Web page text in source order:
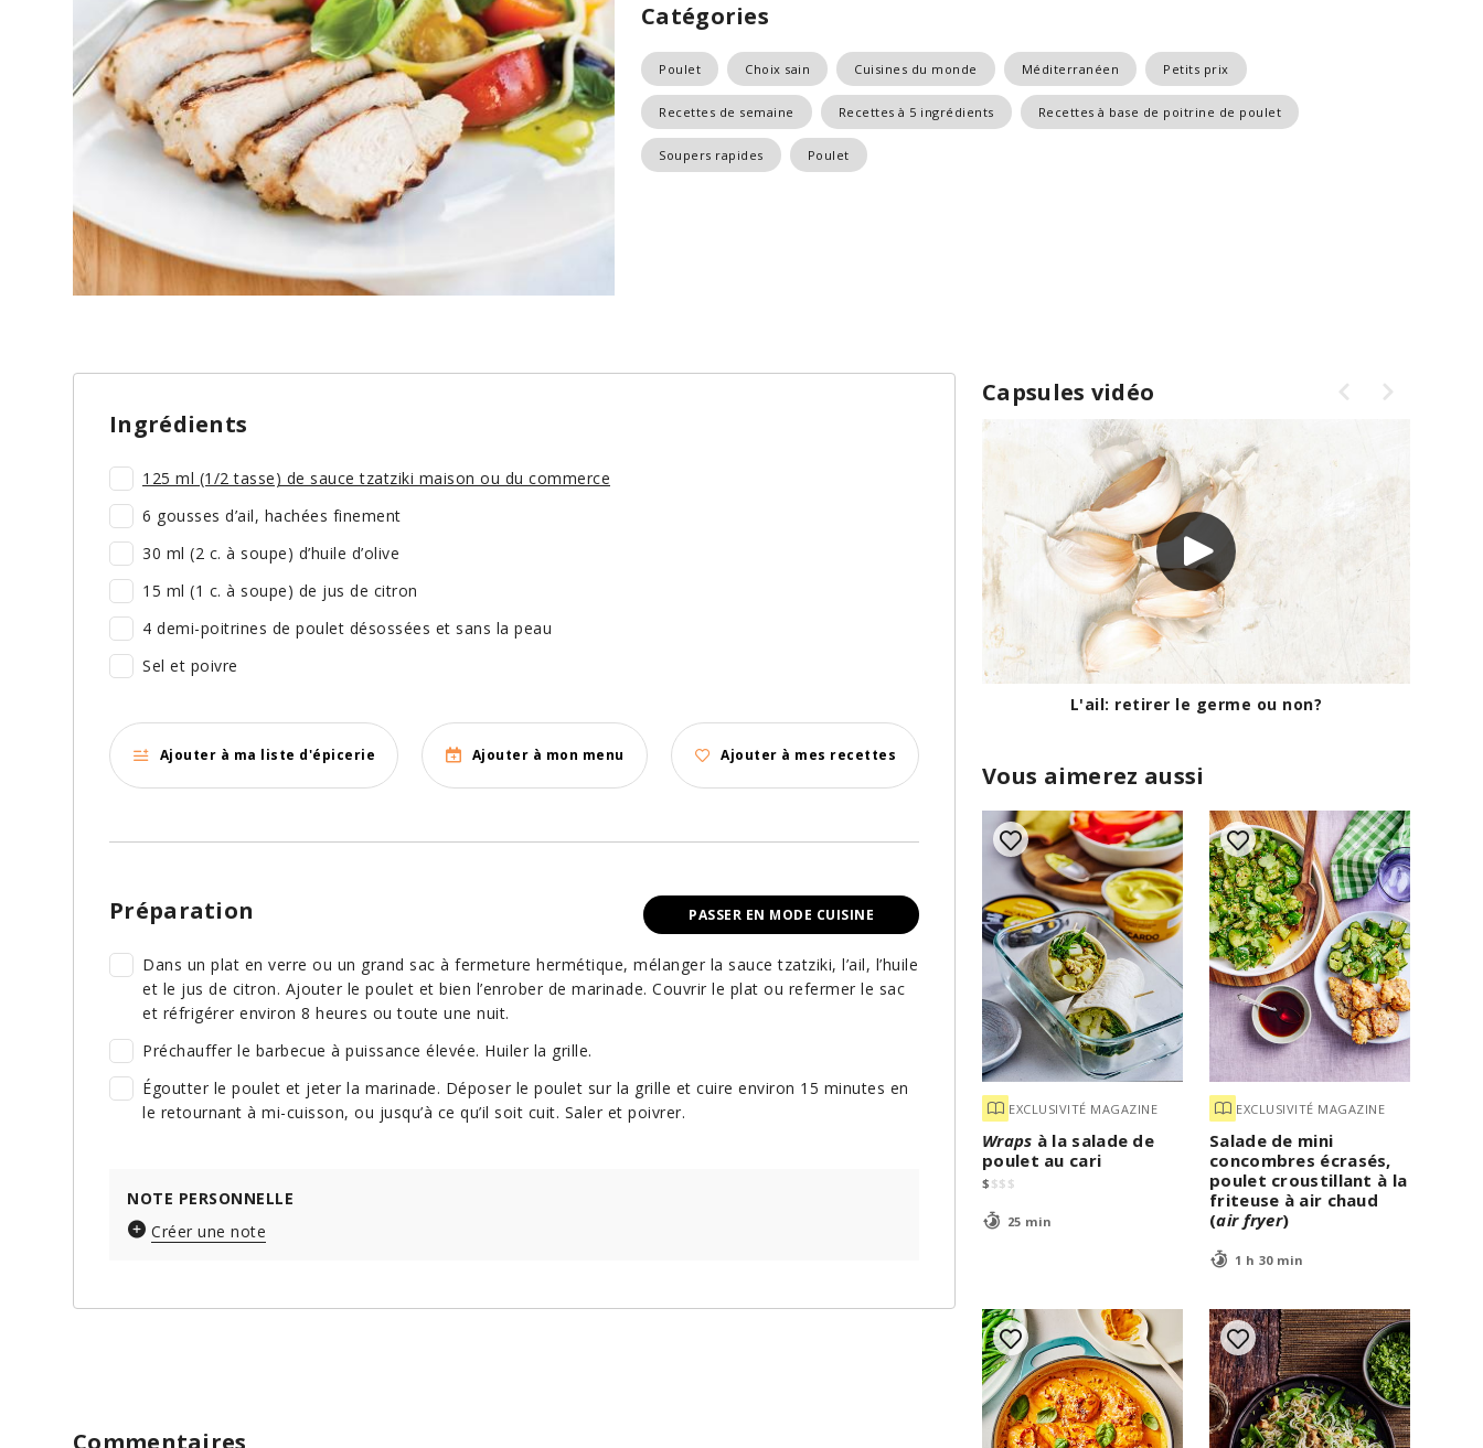
Catégories
Poulet Choix sain Cuisines du monde Méditerranéen Petits prix
Recettes de semaine Recettes à 5 ingrédients Recettes à base de poitrine de poulet
Soupers rapides Poulet
Capsules vidéo
L'ail: retirer le germe ou non?
Vous aimerez aussi
EXCLUSIVITÉ MAGAZINE
Wraps à la salade de
poulet au cari
$ $$ $
25 min
EXCLUSIVITÉ MAGAZINE
Salade de mini
concombres écrasés,
poulet croustillant à la
friteuse à air chaud
(air fryer)
1 h 30 min
Ingrédients
125 ml (1/2 tasse) de sauce tzatziki maison ou du commerce
6 gousses d’ail, hachées finement
30 ml (2 c. à soupe) d’huile d’olive
15 ml (1 c. à soupe) de jus de citron
4 demi-poitrines de poulet désossées et sans la peau
Sel et poivre
Ajouter à ma liste d'épicerie Ajouter à mon menu Ajouter à mes recettes
PASSER EN MODE CUISINE
Préparation
Dans un plat en verre ou un grand sac à fermeture hermétique, mélanger la sauce tzatziki, l’ail, l’huile
et le jus de citron. Ajouter le poulet et bien l’enrober de marinade. Couvrir le plat ou refermer le sac
et réfrigérer environ 8 heures ou toute une nuit.
Préchauffer le barbecue à puissance élevée. Huiler la grille.
Égoutter le poulet et jeter la marinade. Déposer le poulet sur la grille et cuire environ 15 minutes en
le retournant à mi-cuisson, ou jusqu’à ce qu’il soit cuit. Saler et poivrer.
NOTE PERSONNELLE
Créer une note